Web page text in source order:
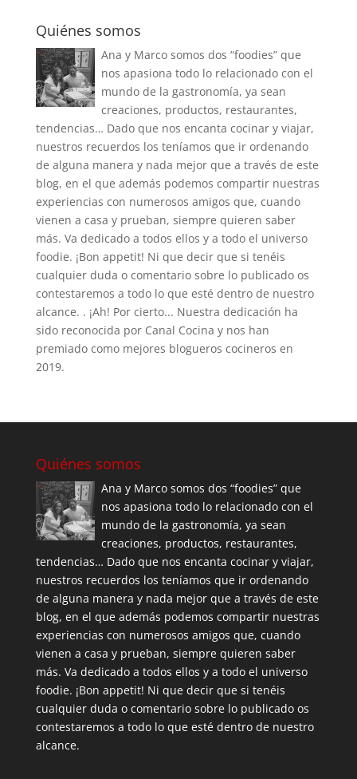
Quiénes somos
Ana y Marco somos dos “foodies” que
nos apasiona todo lo relacionado con el
mundo de la gastronomía, ya sean
creaciones, productos, restaurantes,
tendencias… Dado que nos encanta cocinar y viajar,
nuestros recuerdos los teníamos que ir ordenando
de alguna manera y nada mejor que a través de este
blog, en el que además podemos compartir nuestras
experiencias con numerosos amigos que, cuando
vienen a casa y prueban, siempre quieren saber
más. Va dedicado a todos ellos y a todo el universo
foodie. ¡Bon appetit! Ni que decir que si tenéis
cualquier duda o comentario sobre lo publicado os
contestaremos a todo lo que esté dentro de nuestro
alcance. . ¡Ah! Por cierto... Nuestra dedicación ha
sido reconocida por Canal Cocina y nos han
premiado como mejores blogueros cocineros en
2019.
Quiénes somos
Ana y Marco somos dos “foodies” que
nos apasiona todo lo relacionado con el
mundo de la gastronomía, ya sean
creaciones, productos, restaurantes,
tendencias… Dado que nos encanta cocinar y viajar,
nuestros recuerdos los teníamos que ir ordenando
de alguna manera y nada mejor que a través de este
blog, en el que además podemos compartir nuestras
experiencias con numerosos amigos que, cuando
vienen a casa y prueban, siempre quieren saber
más. Va dedicado a todos ellos y a todo el universo
foodie. ¡Bon appetit! Ni que decir que si tenéis
cualquier duda o comentario sobre lo publicado os
contestaremos a todo lo que esté dentro de nuestro
alcance.